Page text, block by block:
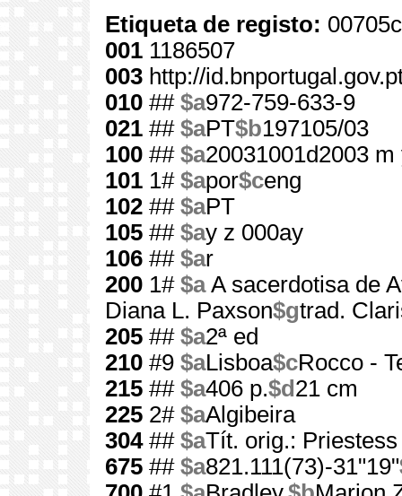
Etiqueta de registo:
001 1186507
003 http://
010 ## $a972-759-633-9
021 ## $aPT$b197105/03
100 ## $a20031001d2003
101 1# $apor$ceng
102 ## $aPT
105 ## $ay z 000ay
106 ## $ar
200 1# $aA sacerdotisa de
Diana L. Paxson$gtrad.
205 ## $a2ª ed
210 #9 $aLisboa$cRocco -
215 ## $a406 p.$d 21 cm
225 2# $aAlgibeira
304## $aTít. orig.:
675 ## $a821.111(73)-31"19"